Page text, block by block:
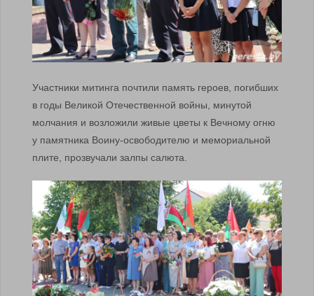
Участники митинга почтили память героев, погибших
в годы Великой Отечественной войны, минутой
молчания и возложили живые цветы к Вечному огню
у памятника Воину-освободителю и мемориальной
плите, прозвучали залпы салюта.